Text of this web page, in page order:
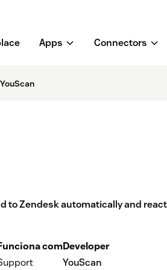
Apps Connectors
YouScan
to Zendesk automatically and
comDeveloper
YouScan